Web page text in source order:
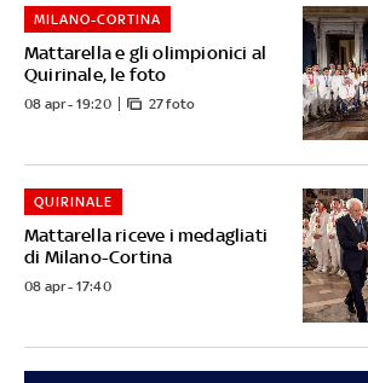
Mattarella e gli olimpionici al
Quirinale, le foto
MILANO-CORTINA
08 apr - 19:20 27 foto
Mattarella riceve i medagliati
di Milano-Cortina
QUIRINALE
08 apr - 17:40